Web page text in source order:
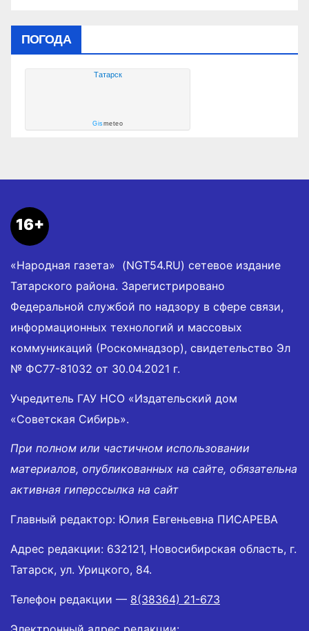
ПОГОДА
Татарск
Gismeteo
16+
«Народная газета» (NGT54.RU) сетевое издание
Татарского района. Зарегистрировано
Федеральной службой по надзору в сфере связи,
информационных технологий и массовых
коммуникаций (Роскомнадзор), свидетельство Эл
№ ФС77-81032 от 30.04.2021 г.
Учредитель ГАУ НСО «Издательский дом
«Советская Сибирь».
При полном или частичном использовании
материалов, опубликованных на сайте, обязательна
активная гиперссылка на сайт
Главный редактор: Юлия Евгеньевна ПИСАРЕВА
Адрес редакции: 632121, Новосибирская область, г.
Татарск, ул. Урицкого, 84.
Телефон редакции — 8(38364) 21-673